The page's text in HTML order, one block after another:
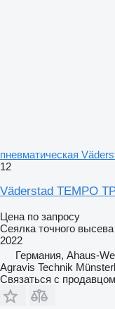
пневматическая
12
Väderstad TEMPO
Цена по запросу
Сеялка точного
2022
Германия, Ahaus-
Agravis Technik
Связаться с продавцом